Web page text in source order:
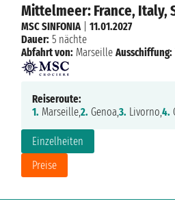
Mittelmeer: France, Italy,
Einzelheiten
Preise
MSC SINFONIA|11.01.2027
Dauer: 5 nächte
Abfahrt von: Marseille Ausschiffung:
Reiseroute:
1. Marseille,2. Genoa,3. Livorno,4.